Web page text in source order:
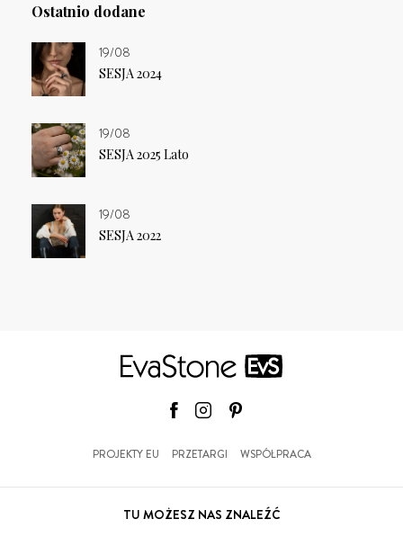
Ostatnio dodane
19/08
SESJA 2024
19/08
SESJA 2025 Lato
19/08
SESJA 2022
PROJEKTY EU PRZETARGI WSPÓŁPRACA
TU MOŻESZ NAS ZNALEŹĆ